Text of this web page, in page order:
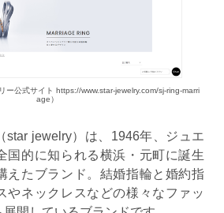
ー公式サイト https://www.star-jewelry.com/sj-ring-marri
age）
star jewelry）は、1946年、ジュエ
国的に知られる横浜・元町に誕生
えたブランド。結婚指輪と婚約指
やネックレスなどの様々なファッ